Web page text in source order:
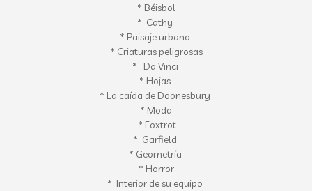
* Béisbol
* Cathy
* Paisaje urbano
* Criaturas peligrosas
*
Da Vinci
* Hojas
* La caída de Doonesbury
* Moda
* Foxtrot
* Garfield
* Geometría
* Horror
* Interior de su equipo